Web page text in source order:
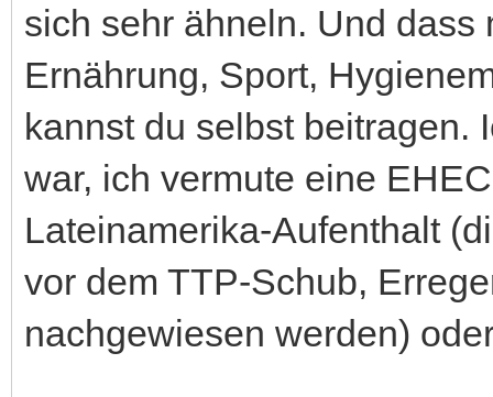
sich sehr ähneln. Und
Ernährung, Sport,
kannst du selbst beitragen.
war, ich vermute eine
Lateinamerika-Aufenthalt
vor dem TTP-Schub,
nachgewiesen werden)